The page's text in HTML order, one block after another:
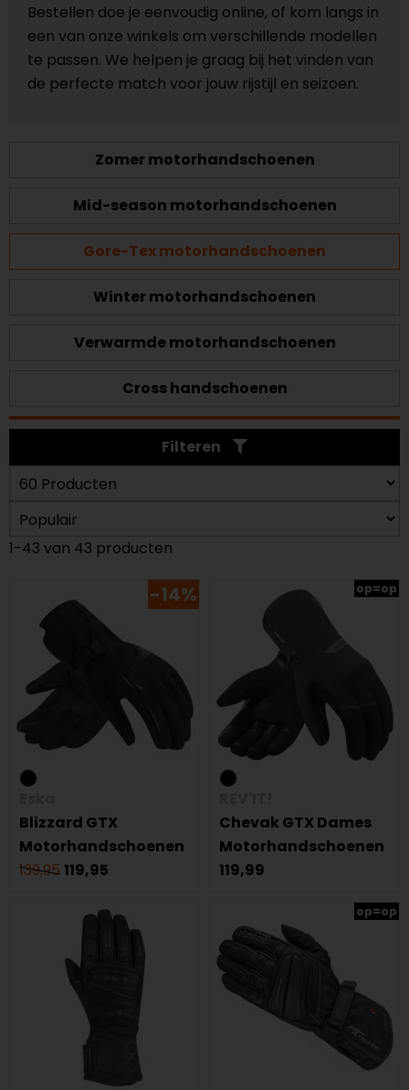
Bestellen doe je eenvoudig online, of kom langs in
een van onze winkels om verschillende modellen
te passen. We helpen je graag bij het vinden van
de perfecte match voor jouw rijstijl en seizoen.
Zomer motorhandschoenen
Mid-season motorhandschoenen
Gore-Tex motorhandschoenen
Winter motorhandschoenen
Verwarmde motorhandschoenen
Cross handschoenen
Filteren
1-43 van 43 producten
-14%
Blizzard GTX
Motorhandschoenen
139,95 119,95
op=op
Chevak GTX Dames
Motorhandschoenen
119,99
op=op